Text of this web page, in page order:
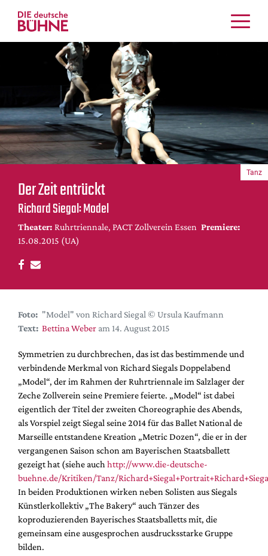
Kritiken
Schauspiel
Musiktheater
Tanz
Crossover
Bühnenwelt
Festivals & Veranstaltungen
Menschen & Theater
Themen
Internationales
Nachrufe
DdB-map
Premierensuche
Festival-Planer
Hefte
Alle Hefte
Leseproben
Podcast
Service
Shop / Abo
Newsletter
Redaktion
Autor:innen
Partner
Mediadaten
Der Zeit entrückt
Richard Siegal: Model
Theater: Ruhrtriennale, PACT Zollverein Essen Premiere:
15.08.2015 (UA)
Tanz
Foto: "Model" von Richard Siegal © Ursula Kaufmann
Text: Bettina Weber am 14. August 2015
Symmetrien zu durchbrechen, das ist das bestimmende und
verbindende Merkmal von Richard Siegals Doppelabend
„Model“, der im Rahmen der Ruhrtriennale im Salzlager der
Zeche Zollverein seine Premiere feierte. „Model“ ist dabei
eigentlich der Titel der zweiten Choreographie des Abends,
als Vorspiel zeigt Siegal seine 2014 für das Ballet National de
Marseille entstandene Kreation „Metric Dozen“, die er in der
vergangenen Saison schon am Bayerischen Staatsballett
gezeigt hat (siehe auch http://www.die-deutsche-
buehne.de/Kritiken/Tanz/
In beiden Produktionen wirken neben Solisten aus Siegals
Künstlerkollektiv „The Bakery“ auch Tänzer des
koproduzierenden Bayerisches Staatsballetts mit, die
gemeinsam eine ausgesprochen ausdrucksstarke Gruppe
bilden.